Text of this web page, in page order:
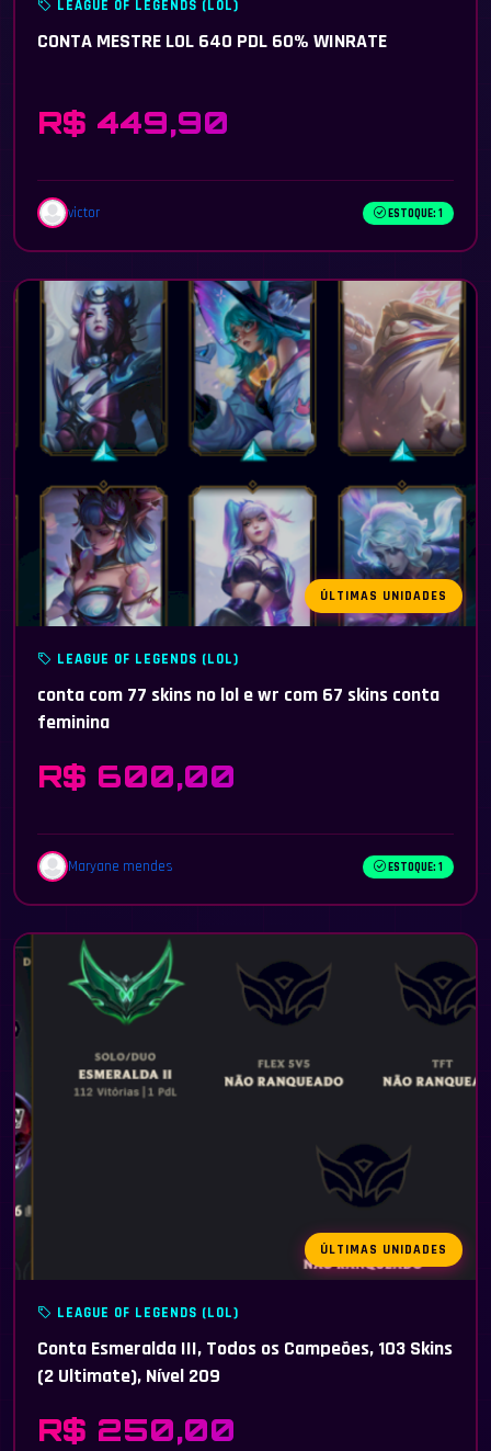
LEAGUE OF LEGENDS (LOL)
CONTA MESTRE LOL 640 PDL 60% WINRATE
R$ 449,90
victor ESTOQUE: 1
ÚLTIMAS UNIDADES
LEAGUE OF LEGENDS (LOL)
conta com 77 skins no lol e wr com 67 skins conta
feminina
R$ 600,00
Maryane mendes ESTOQUE: 1
ÚLTIMAS UNIDADES
LEAGUE OF LEGENDS (LOL)
Conta Esmeralda III, Todos os Campeões, 103 Skins
(2 Ultimate), Nível 209
R$ 250,00